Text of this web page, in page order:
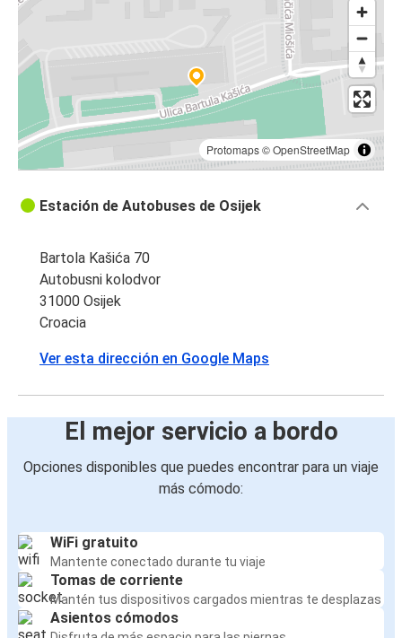
Liubliana
Praga
Osijek
Sarajevo
Osijek
Liubliana
Sarajevo
Osijek
Zúrich
Zúrich
Osijek
Protomaps©OpenStreetMap
Estación de Autobuses de Osijek
Bartola Kašića 70
Autobusni kolodvor
31000 Osijek
Croacia
Ver esta dirección en Google Maps
El mejor servicio a bordo
Opciones disponibles que puedes encontrar para un viaje
más cómodo:
WiFi gratuito
Mantente conectado durante tu viaje
Tomas de corriente
Mantén tus dispositivos cargados mientras te desplazas
Asientos cómodos